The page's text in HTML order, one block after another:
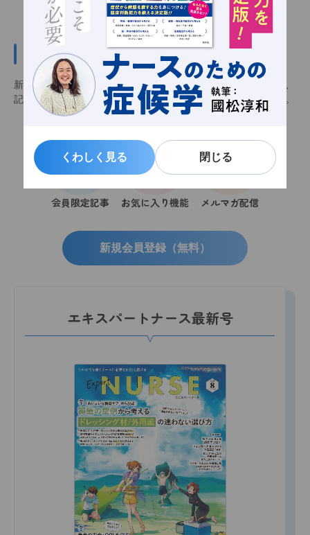
くわしく見る 閉じる
くわしく見る 閉じる
新規会員登録（無料）
新規会員登録（無料）をすると会員限定記事を閲覧できるほか、
記事をお気に入りに追加し、いつでも見返せるようになります。
会員限定記事 お気に入り機能 メルマガ配信
新規会員登録（無料）
エキスパートナース最新号